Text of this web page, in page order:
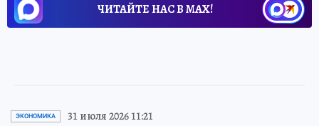
ЧИТАЙТЕ НАС В МАХ!
ЭКОНОМИКА 31 июля 2026 11:21